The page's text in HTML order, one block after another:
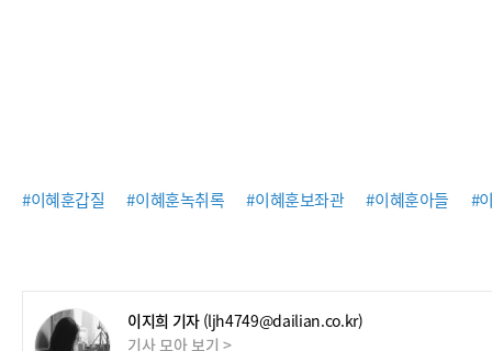
#이혜훈갑질 #이혜훈녹취록 #이혜훈보좌관 #이혜훈아들 #
이지희 기자 (ljh4749@dailian.co.kr)
기사 모아 보기 >